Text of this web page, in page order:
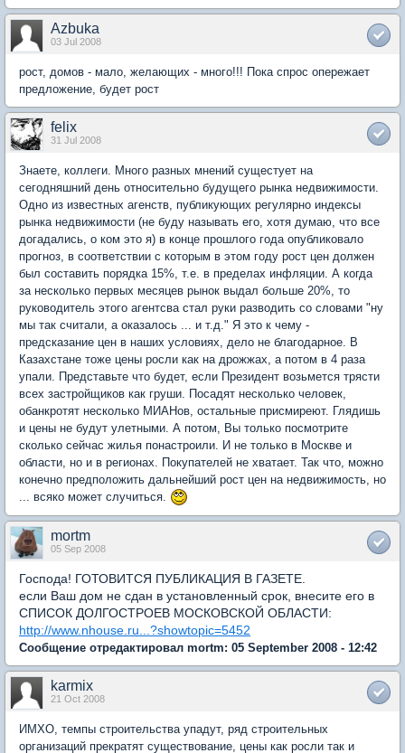
Azbuka
03 Jul 2008
рост, домов - мало, желающих - много!!! Пока спрос опережает
предложение, будет рост
felix
31 Jul 2008
Знаете, коллеги. Много разных мнений сущестует на
сегодняшний день относительно будущего рынка недвижимости.
Одно из известных агенств, публикующих регулярно индексы
рынка недвижимости (не буду называть его, хотя думаю, что все
догадались, о ком это я) в конце прошлого года опубликовало
прогноз, в соответствии с которым в этом году рост цен должен
был составить порядка 15%, т.е. в пределах инфляции. А когда
за несколько первых месяцев рынок выдал больше 20%, то
руководитель этого агентсва стал руки разводить со словами "ну
мы так считали, а оказалось ... и т.д." Я это к чему -
предсказание цен в наших условиях, дело не благодарное. В
Казахстане тоже цены росли как на дрожжах, а потом в 4 раза
упали. Представьте что будет, если Президент возьмется трясти
всех застройщиков как груши. Посадят несколько человек,
обанкротят несколько МИАНов, остальные присмиреют. Глядишь
и цены не будут улетными. А потом, Вы только посмотрите
сколько сейчас жилья понастроили. И не только в Москве и
области, но и в регионах. Покупателей не хватает. Так что, можно
конечно предположить дальнейший рост цен на недвижимость, но
... всяко может случиться.
mortm
05 Sep 2008
Господа! ГОТОВИТСЯ ПУБЛИКАЦИЯ В ГАЗЕТЕ.
если Ваш дом не сдан в установленный срок, внесите его в
СПИСОК ДОЛГОСТРОЕВ МОСКОВСКОЙ ОБЛАСТИ:
http://www.nhouse.ru...?showtopic=5452
Сообщение отредактировал mortm: 05 September 2008 - 12:42
karmix
21 Oct 2008
ИМХО, темпы строительства упадут, ряд строительных
организаций прекратят существование, цены как росли так и